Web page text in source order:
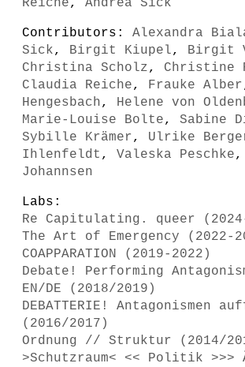
Reiche, Andrea Sick
Contributors: Alexandra
Sick, Birgit Kiupel, Birgit
Christina Scholz, Christine
Claudia Reiche, Frauke Alber
Hengesbach, Helene von
Marie-Louise Bolte, Sabine
Sybille Krämer, Ulrike
Ihlenfeldt , Valeska Peschke,
Johannsen
Labs:
Re Capitulating. queer
The Art of Emergency (2022-
COAPPARATION (2019-2022)
Debate! Performing
EN/DE (2018/2019)
DEBATTERIE! Antagonismen
(2016/2017)
Ordnung // Struktur (2014/
>Schutzraum< << Politik >>>